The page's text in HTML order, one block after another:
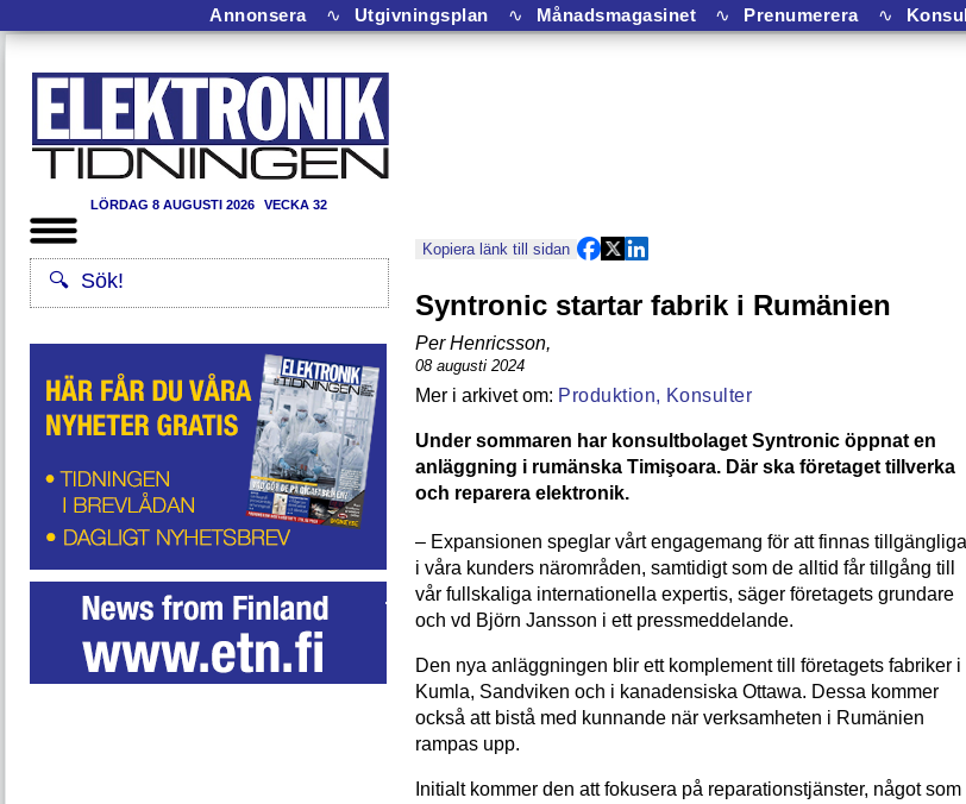
Annonsera ∿ Utgivningsplan ∿ Månadsmagasinet ∿ Prenumerera ∿
LÖRDAG 8 AUGUSTI 2026 VECKA 32
Kopiera länk till sidan
Syntronic startar fabrik i Rumänien
Per Henricsson,
08 augusti 2024
Produktion, Konsulter
Under sommaren har konsultbolaget Syntronic öppnat en
anläggning i rumänska Timişoara. Där ska företaget tillverka
och reparera elektronik.
– Expansionen speglar vårt engagemang för att finnas tillgängliga
i våra kunders närområden, samtidigt som de alltid får tillgång till
vår fullskaliga internationella expertis, säger företagets grundare
och vd Björn Jansson i ett pressmeddelande.
Den nya anläggningen blir ett komplement till företagets fabriker i
Kumla, Sandviken och i kanadensiska Ottawa. Dessa kommer
också att bistå med kunnande när verksamheten i Rumänien
rampas upp.
Initialt kommer den att fokusera på reparationstjänster, något som